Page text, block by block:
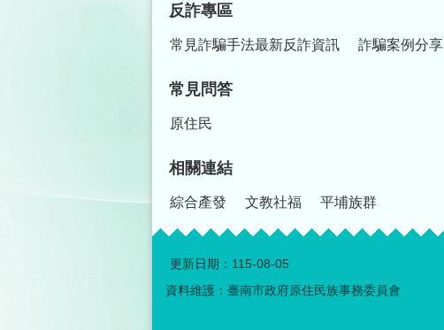
反詐專區
常見詐騙手法最新反詐資訊 詐騙案例分享
常見問答
原住民
相關連結
綜合產發 文教社福 平埔族群
更新日期： 115-08-05
資料維護：臺南市政府原住民族事務委員會